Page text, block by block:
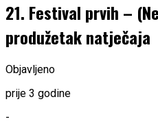
21. Festival prvih –
produžetak natječaja
Objavljeno
prije 3 godine
-